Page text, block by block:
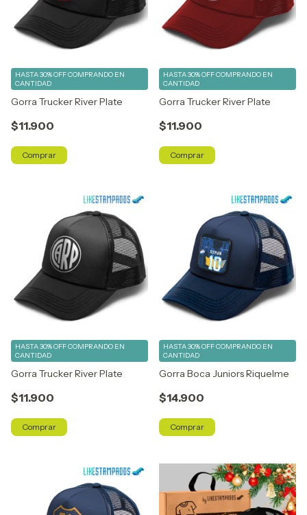
Gorra Trucker River Plate
$11.900
HASTA 30% OFFCOMPRANDO EN
CANTIDAD
Comprar
Gorra Trucker River Plate
$11.900
HASTA 30% OFFCOMPRANDO EN
CANTIDAD
Comprar
Gorra Trucker River Plate
$11.900
HASTA 30% OFFCOMPRANDO EN
CANTIDAD
Comprar
Gorra Boca Juniors Riquelme
$14.900
HASTA 30% OFFCOMPRANDO EN
CANTIDAD
Comprar